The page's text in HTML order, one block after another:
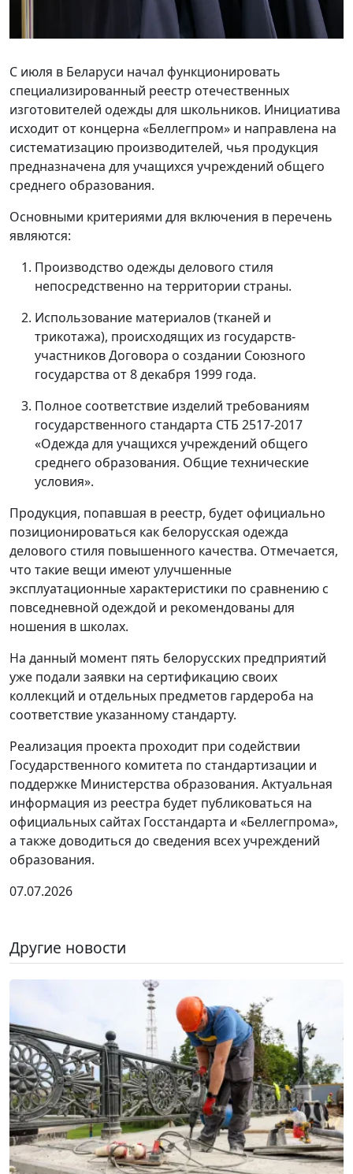
С июля в Беларуси начал функционировать
специализированный реестр отечественных
изготовителей одежды для школьников. Инициатива
исходит от концерна «Беллегпром» и направлена на
систематизацию производителей, чья продукция
предназначена для учащихся учреждений общего
среднего образования.
Основными критериями для включения в перечень
являются:
Производство одежды делового стиля
непосредственно на территории страны.
Использование материалов (тканей и
трикотажа), происходящих из государств-
участников Договора о создании Союзного
государства от 8 декабря 1999 года.
Полное соответствие изделий требованиям
государственного стандарта СТБ 2517-2017
«Одежда для учащихся учреждений общего
среднего образования. Общие технические
условия».
Продукция, попавшая в реестр, будет официально
позиционироваться как белорусская одежда
делового стиля повышенного качества. Отмечается,
что такие вещи имеют улучшенные
эксплуатационные характеристики по сравнению с
повседневной одеждой и рекомендованы для
ношения в школах.
На данный момент пять белорусских предприятий
уже подали заявки на сертификацию своих
коллекций и отдельных предметов гардероба на
соответствие указанному стандарту.
Реализация проекта проходит при содействии
Государственного комитета по стандартизации и
поддержке Министерства образования. Актуальная
информация из реестра будет публиковаться на
официальных сайтах Госстандарта и «Беллегпрома»,
а также доводиться до сведения всех учреждений
образования.
07.07.2026
Другие новости